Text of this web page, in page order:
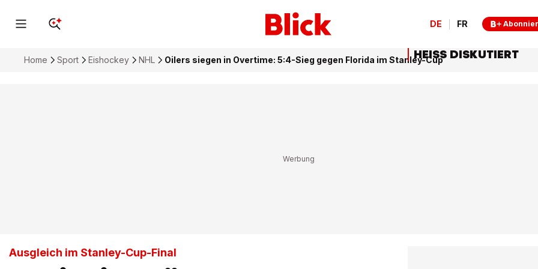
DE FR
Home Sport Eishockey NHL Oilers siegen in Overtime: 5:4-Sieg gegen Florida im Stanley-Cup
Ausgleich im Stanley-Cup-Final
HEISS DISKUTIERT